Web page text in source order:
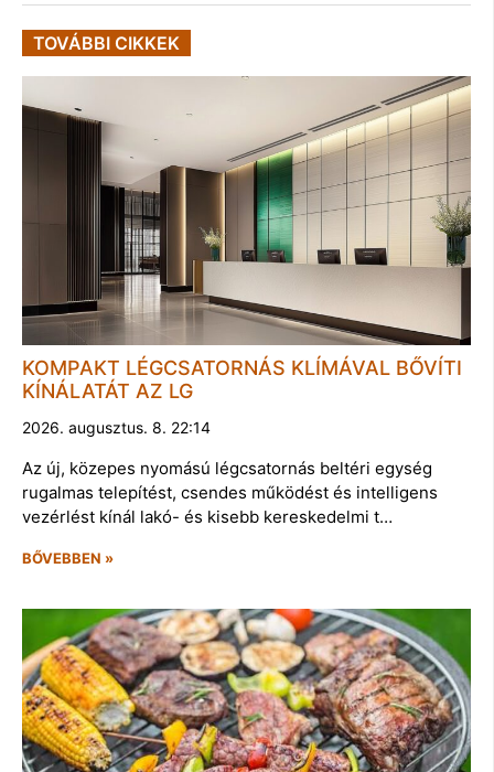
TOVÁBBI CIKKEK
KOMPAKT LÉGCSATORNÁS KLÍMÁVAL BŐVÍTI
KÍNÁLATÁT AZ LG
2026. augusztus. 8. 22:14
Az új, közepes nyomású légcsatornás beltéri egység
rugalmas telepítést, csendes működést és intelligens
vezérlést kínál lakó- és kisebb kereskedelmi t…
BŐVEBBEN »